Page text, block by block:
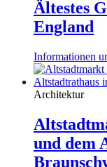
Ältestes
England
Informationen
Architektur
und dem